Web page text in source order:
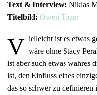
Text & Interview: Niklas
Titelbild: Owen Tozer
V ielleicht ist es etwas
wäre ohne Stacy
ist aber auch etwas wahres
ist, den Einfluss eines
das so schwer zu